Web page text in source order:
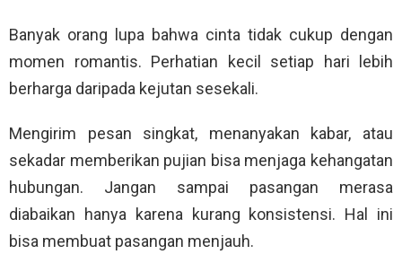
Banyak orang lupa bahwa cinta tidak cukup dengan
momen romantis. Perhatian kecil setiap hari lebih
berharga daripada kejutan sesekali.
Mengirim pesan singkat, menanyakan kabar, atau
sekadar memberikan pujian bisa menjaga kehangatan
hubungan. Jangan sampai pasangan merasa
diabaikan hanya karena kurang konsistensi. Hal ini
bisa membuat pasangan menjauh.